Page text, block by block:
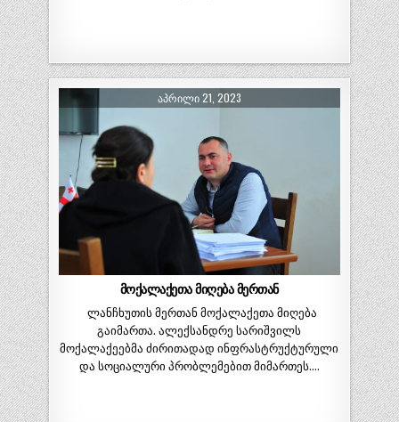
ᲐᲞᲠᲘᲚᲘ 21, 2023
მოქალაქეთა მიღება მერთან
ლანჩხუთის მერთან მოქალაქეთა მიღება
გაიმართა. ალექსანდრე სარიშვილს
მოქალაქეებმა ძირითადად ინფრასტრუქტურული
და სოციალური პრობლემებით მიმართეს….